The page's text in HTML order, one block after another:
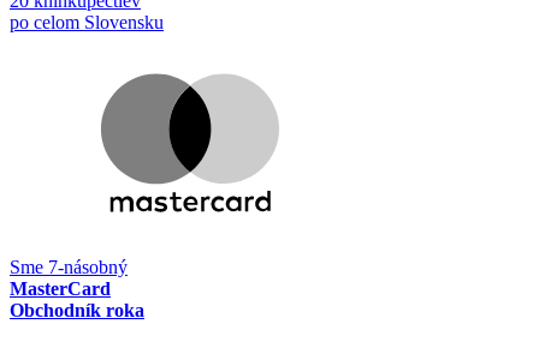
po celom Slovensku
Sme 7-násobný
MasterCard
Obchodník roka